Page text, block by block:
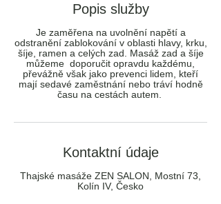
Popis služby
Je zaměřena na uvolnění napětí a
odstranění zablokování v oblasti hlavy, krku,
šíje, ramen a celých zad. Masáž zad a šíje
můžeme doporučit opravdu každému,
převážně však jako prevenci lidem, kteří
mají sedavé zaměstnání nebo tráví hodně
času na cestách autem.
Kontaktní údaje
Thajské masáže ZEN SALON, Mostní 73,
Kolín IV, Česko